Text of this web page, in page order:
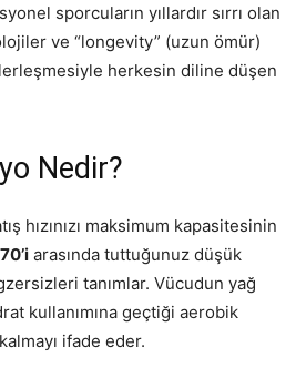
sporcuların yıllardır sırrı olan
ve “longevity” (uzun ömür)
herkesin diline düşen
Nedir?
hızınızı maksimum kapasitesinin
arasında tuttuğunuz düşük
tanımlar. Vücudun yağ
kullanımına geçtiği aerobik
ifade eder.